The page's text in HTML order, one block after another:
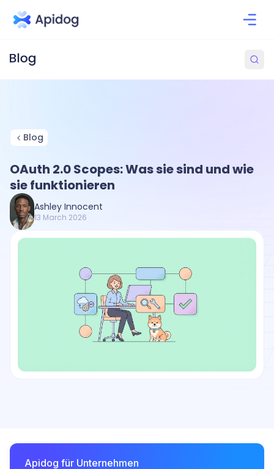
Blog
OAuth 2.0 Scopes: Was sie sind und wie
sie funktionieren
Ashley Innocent
13 March 2026
Apidog für Unternehmen